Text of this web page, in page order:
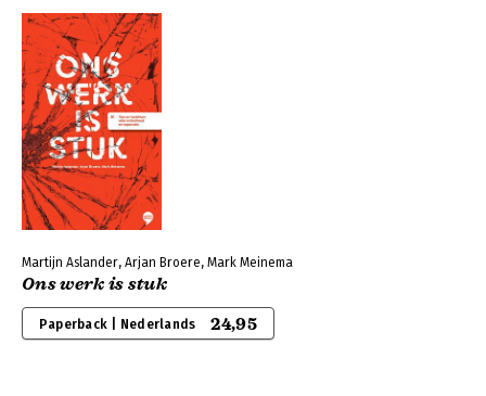
Martijn Aslander, Arjan Broere, Mark Meinema
Ons werk is stuk
Paperback | Nederlands 24,95